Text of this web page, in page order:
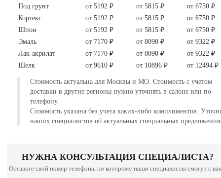
Под грунт
от 5192 ₽ от 5815 ₽
от 6750 ₽
Кортекс
от 5192 ₽ от 5815 ₽
от 6750 ₽
Шпон
от 5192 ₽ от 5815 ₽
от 6750 ₽
Эмаль
от 7170 ₽ от 8090 ₽
от 9322 ₽
Лак-акрилат
от 7170 ₽ от 8090 ₽
от 9322 ₽
Шелк
от 9610 ₽ от 10896 ₽ от 12494 ₽
Стоимость актуальна для Москвы и МО. Стоимость с учетом
доставки в другие регионы нужно уточнять в салоне или по
телефону.
Стоимость указана без учета каких-либо комплиментов.
наших специалистов об актуальных специальных
НУЖНА КОНСУЛЬТАЦИЯ СПЕЦИАЛИСТА?
Оставьте свой номер телефона, по которому наши специалисты смогут с